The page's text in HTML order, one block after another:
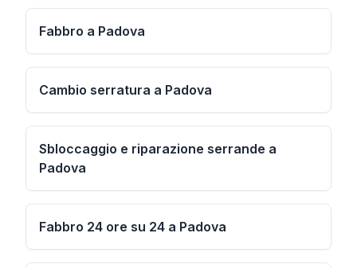
Fabbro a Padova
Cambio serratura a Padova
Sbloccaggio e riparazione serrande a
Padova
Fabbro 24 ore su 24 a Padova